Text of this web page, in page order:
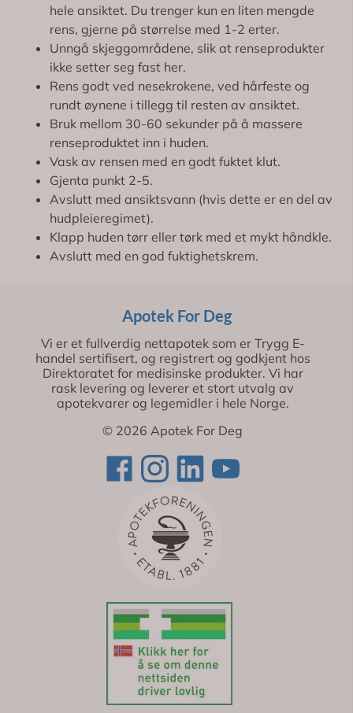
hele ansiktet. Du trenger kun en liten mengde
rens, gjerne på størrelse med 1-2 erter.
Unngå skjeggområdene, slik at renseprodukter
ikke setter seg fast her.
Rens godt ved nesekrokene, ved hårfeste og
rundt øynene i tillegg til resten av ansiktet.
Bruk mellom 30-60 sekunder på å massere
renseproduktet inn i huden.
Vask av rensen med en godt fuktet klut.
Gjenta punkt 2-5.
Avslutt med ansiktsvann (hvis dette er en del av
hudpleieregimet).
Klapp huden tørr eller tørk med et mykt håndkle.
Avslutt med en god fuktighetskrem.
Apotek For Deg
Vi er et fullverdig nettapotek som er Trygg E-
handel sertifisert, og registrert og godkjent hos
Direktoratet for medisinske produkter. Vi har
rask levering og leverer et stort utvalg av
apotekvarer og legemidler i hele Norge.
© 2026 Apotek For Deg